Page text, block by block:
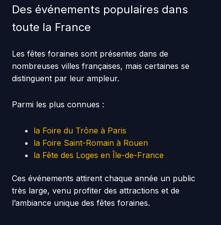
Des événements populaires dans
toute la France
Les fêtes foraines sont présentes dans de
nombreuses villes françaises, mais certaines se
distinguent par leur ampleur.
Parmi les plus connues :
la Foire du Trône à Paris
la Foire Saint-Romain à Rouen
la Fête des Loges en Île-de-France
Ces événements attirent chaque année un public
très large, venu profiter des attractions et de
l’ambiance unique des fêtes foraines.